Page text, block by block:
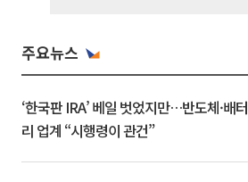
주요뉴스
‘한국판 IRA’ 베일 벗었지만…반도체·배터
리 업계 “시행령이 관건”